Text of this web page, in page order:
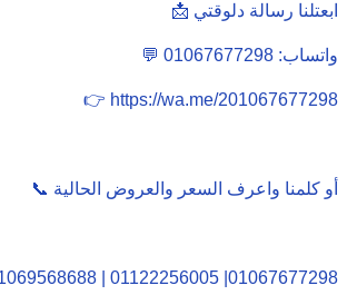
📩 ابعتلنا رسالة دلوقتي
💬 واتساب: 01067677298
👉 https://wa.me/201067677298
📞 أو كلمنا واعرف السعر والعروض الحالية
| 01122256005 |01067677298